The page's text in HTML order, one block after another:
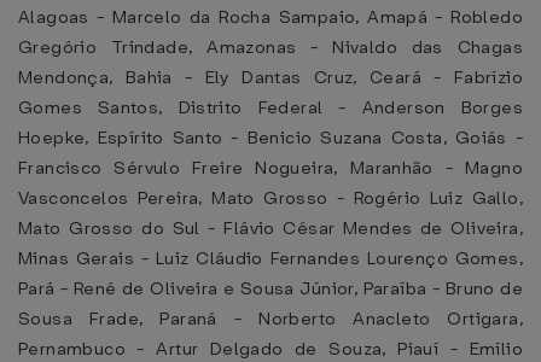
Alagoas - Marcelo da Rocha Sampaio, Amapá - Robledo
Gregório Trindade, Amazonas - Nivaldo das Chagas
Mendonça, Bahia - Ely Dantas Cruz, Ceará - Fabrízio
Gomes Santos, Distrito Federal - Anderson Borges
Hoepke, Espírito Santo - Benicio Suzana Costa, Goiás -
Francisco Sérvulo Freire Nogueira, Maranhão - Magno
Vasconcelos Pereira, Mato Grosso - Rogério Luiz Gallo,
Mato Grosso do Sul - Flávio César Mendes de Oliveira,
Minas Gerais - Luiz Cláudio Fernandes Lourenço Gomes,
Pará - René de Oliveira e Sousa Júnior, Paraíba - Bruno de
Sousa Frade, Paraná - Norberto Anacleto Ortigara,
Pernambuco - Artur Delgado de Souza, Piauí - Emílio